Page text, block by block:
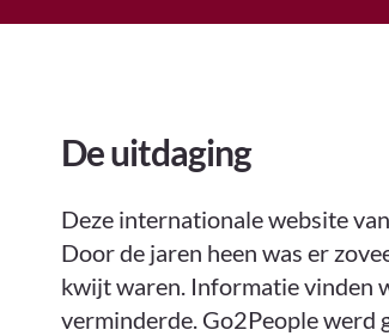
De uitdaging
Deze internationale website
Door de jaren heen was er
kwijt waren. Informatie vinden
verminderde. Go2People werd